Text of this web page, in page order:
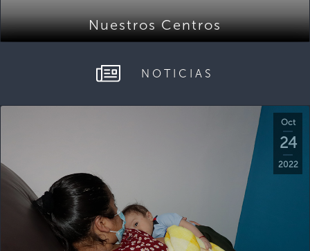
Nuestros Centros
NOTICIAS
Oct
24
2022